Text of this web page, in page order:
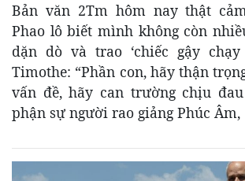
Bản văn 2Tm hôm nay thật
Phao lô biết mình không còn
dặn dò và trao ‘chiếc gậy
Timothe: “Phần con, hãy thận
vấn đề, hãy can trường chịu
phận sự người rao giảng Phúc